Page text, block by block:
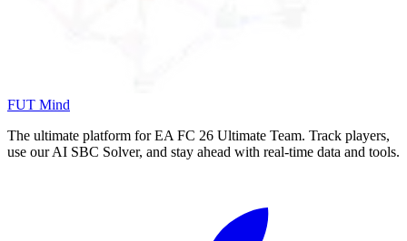
FUT Mind
The ultimate platform for EA FC 26 Ultimate Team. Track players,
use our AI SBC Solver, and stay ahead with real-time data and tools.